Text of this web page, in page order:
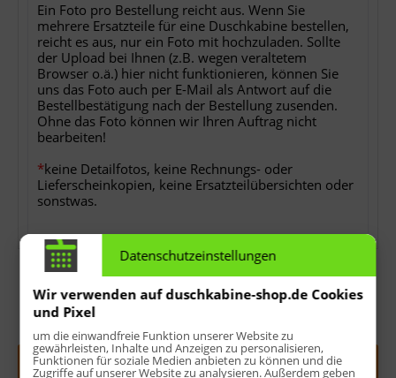
Ein Foto pro Bestellung reicht aus. Wenn Sie
mehrere Ersatzteile für eine Duschkabine bestellen,
reicht es aus, nur ein Foto mit hochzuladen. Sollte
der Upload bei Ihnen (z.B. wegen veraltetem
Browser o.ä.) hier nicht funktionieren, können Sie
uns das Foto auch per E-Mail als Antwort auf die
Bestellbestätigung nach der Bestellung zusenden.
Ohne das Foto können wir Ihren Auftrag nicht
bearbeiten!
*keine Detailfotos, keine Rechnungs- oder
Lieferscheinkopien, keine Ersatzteilübersichten oder
sonstwas.
In denWarenkorb
Datenschutzeinstellungen
Wir verwenden auf duschkabine-shop.de Cookies
und Pixel
um die einwandfreie Funktion unserer Website zu
gewährleisten, Inhalte und Anzeigen zu personalisieren,
Funktionen für soziale Medien anbieten zu können und die
Zugriffe auf unserer Website zu analysieren. Außerdem geben